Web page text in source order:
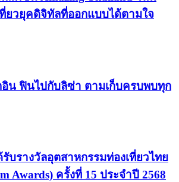
ที่ยวยุคดิจิทัลที่ออกแบบได้ตามใจ
อิน ฟินไปกับลิซ่า ตามเก็บครบพบทุก
บรางวัลอุตสาหกรรมท่องเที่ยวไทย
Awards) ครั้งที่ 15 ประจำปี 2568